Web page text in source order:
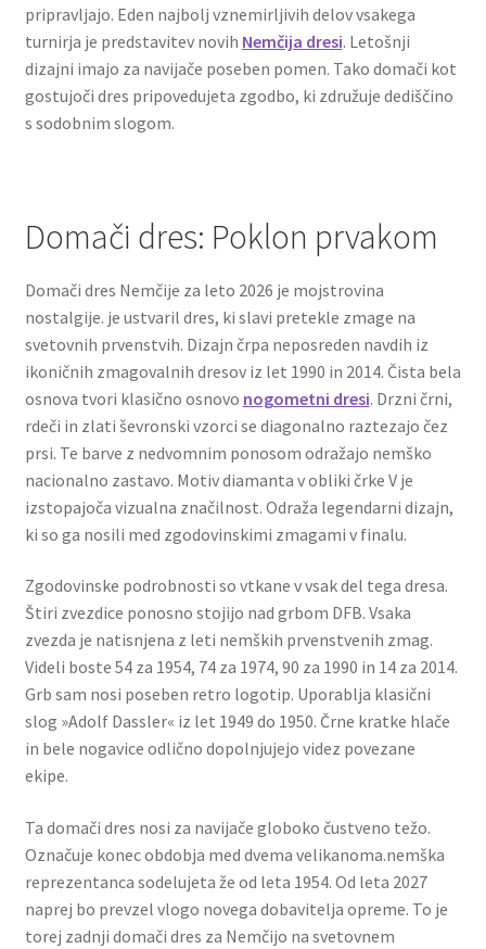
pripravljajo. Eden najbolj vznemirljivih delov vsakega
turnirja je predstavitev novih Nemčija dresi. Letošnji
dizajni imajo za navijače poseben pomen. Tako domači kot
gostujoči dres pripovedujeta zgodbo, ki združuje dediščino
s sodobnim slogom.
Domači dres: Poklon prvakom
Domači dres Nemčije za leto 2026 je mojstrovina
nostalgije. je ustvaril dres, ki slavi pretekle zmage na
svetovnih prvenstvih. Dizajn črpa neposreden navdih iz
ikoničnih zmagovalnih dresov iz let 1990 in 2014. Čista bela
osnova tvori klasično osnovo nogometni dresi. Drzni črni,
rdeči in zlati ševronski vzorci se diagonalno raztezajo čez
prsi. Te barve z nedvomnim ponosom odražajo nemško
nacionalno zastavo. Motiv diamanta v obliki črke V je
izstopajoča vizualna značilnost. Odraža legendarni dizajn,
ki so ga nosili med zgodovinskimi zmagami v finalu.
Zgodovinske podrobnosti so vtkane v vsak del tega dresa.
Štiri zvezdice ponosno stojijo nad grbom DFB. Vsaka
zvezda je natisnjena z leti nemških prvenstvenih zmag.
Videli boste 54 za 1954, 74 za 1974, 90 za 1990 in 14 za 2014.
Grb sam nosi poseben retro logotip. Uporablja klasični
slog »Adolf Dassler« iz let 1949 do 1950. Črne kratke hlače
in bele nogavice odlično dopolnjujejo videz povezane
ekipe.
Ta domači dres nosi za navijače globoko čustveno težo.
Označuje konec obdobja med dvema velikanoma.nemška
reprezentanca sodelujeta že od leta 1954. Od leta 2027
naprej bo prevzel vlogo novega dobavitelja opreme. To je
torej zadnji domači dres za Nemčijo na svetovnem